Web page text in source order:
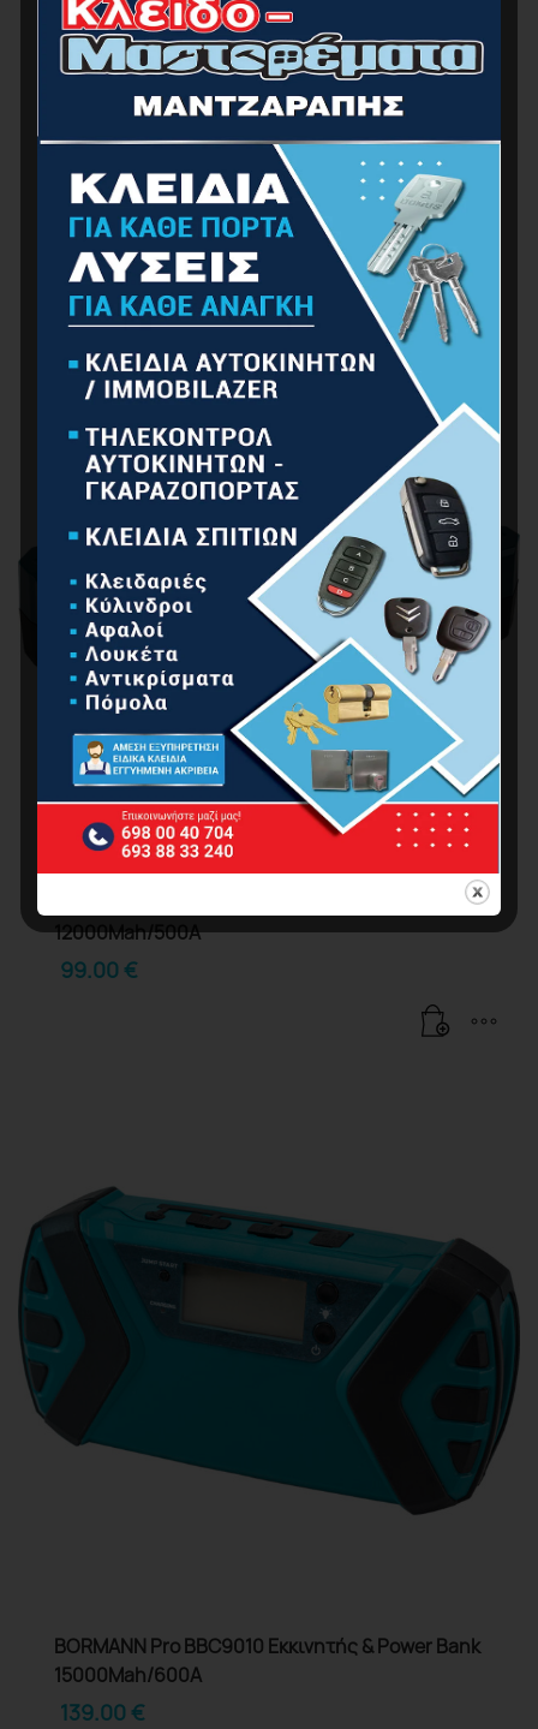
BORMANN Pro BBC5010 Power Station 330W,
288Wh/27000Mah, 12V/24V, Ac, Dc,Type C, Usb-
359.00€
BORMANN Pro BBC8520 Εκκινητής & Power Bank
12000Mah/500Α
99.00€
BORMANN Pro BBC9010 Εκκινητής & Power Bank
15000Mah/600Α
139.00€